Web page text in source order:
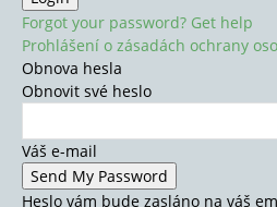
Forgot your password? Get help
Prohlášení o zásadách ochrany
Obnova hesla
Obnovit své heslo
Váš e-mail
Heslo vám bude zasláno na váš